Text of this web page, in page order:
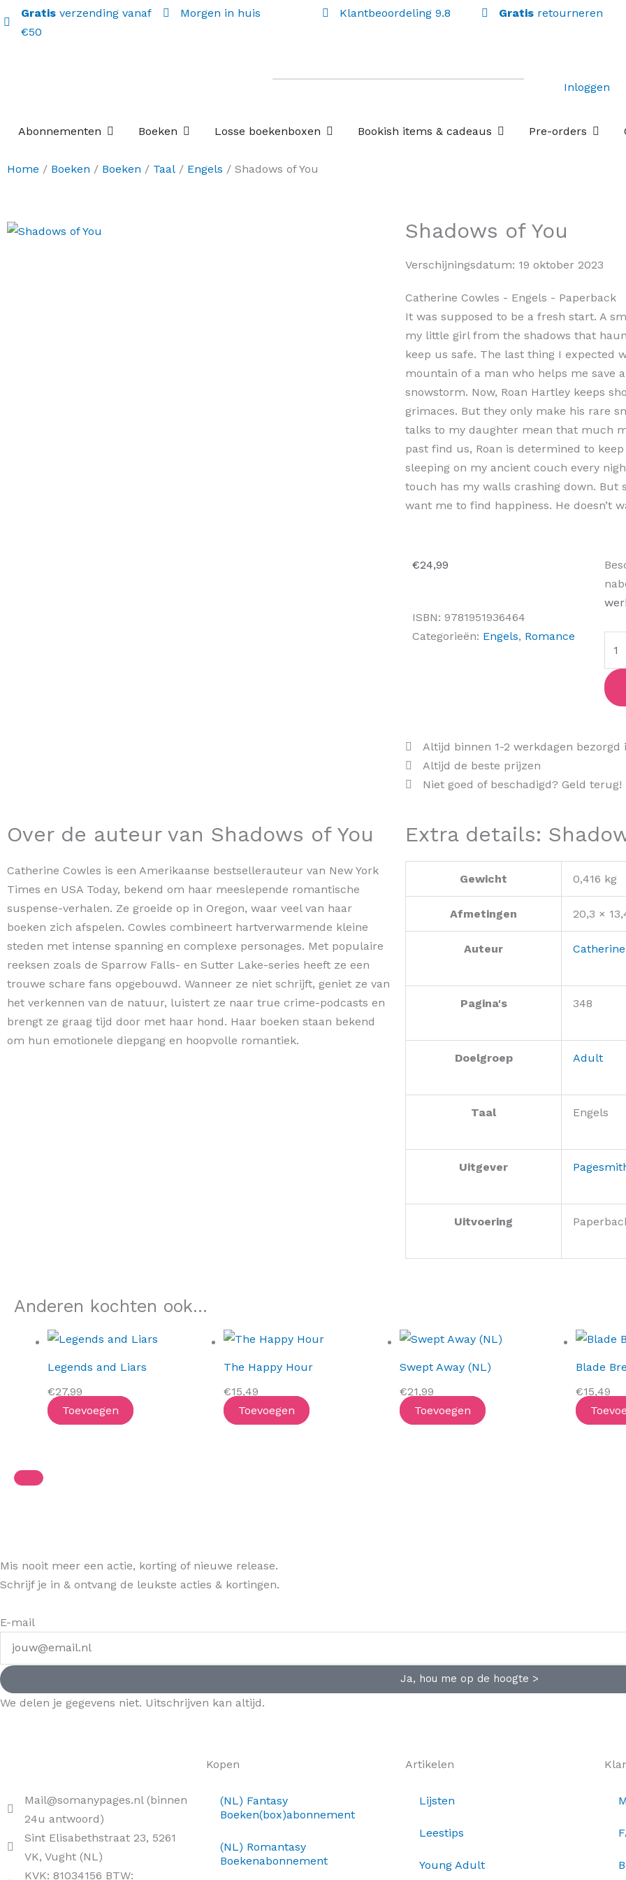
Gratis verzending vanaf
€50
Morgen in huis Klantbeoordeling 9.8 Gratis retourneren
Inloggen
Abonnementen Open Abonnementen
Boeken Open Boeken
Losse boekenboxen Open Losse boekenboxen
Bookish items & cadeaus Open Bookish items &
Pre-orders Open
Home / Boeken / Boeken / Taal / Engels / Shadows of You
Shadows of You
Verschijningsdatum: 19 oktober 2023
Catherine Cowles - Engels - Paperback
It was supposed to be a fresh start. A
my little girl from the shadows that
keep us safe. The last thing I expected
mountain of a man who helps me save
snowstorm. Now, Roan Hartley keeps
grimaces. But they only make his rare
talks to my daughter mean that much
past find us, Roan is determined to
sleeping on my ancient couch every
touch has my walls crashing down. But
want me to find happiness. He doesn’t
€24,99
ISBN: 9781951936464
Categorieën: Engels, Romance
of
You
Altijd binnen 1-2 werkdagen bezorgd
Altijd de beste prijzen
Niet goed of beschadigd? Geld terug!
Over de auteur van Shadows of You
Catherine Cowles is een Amerikaanse bestsellerauteur van New York
Times en USA Today, bekend om haar meeslepende romantische
suspense-verhalen. Ze groeide op in Oregon, waar veel van haar
boeken zich afspelen. Cowles combineert hartverwarmende kleine
steden met intense spanning en complexe personages. Met populaire
reeksen zoals de Sparrow Falls- en Sutter Lake-series heeft ze een
trouwe schare fans opgebouwd. Wanneer ze niet schrijft, geniet ze van
het verkennen van de natuur, luistert ze naar true crime-podcasts en
brengt ze graag tijd door met haar hond. Haar boeken staan bekend
om hun emotionele diepgang en hoopvolle romantiek.
Extra details:
Gewicht 0,416 kg
Afmetingen 20,3 ×
Auteur
Pagina's 348
Doelgroep Adult
Taal Engels
Uitgever
Uitvoering
Anderen kochten ook...
Legends and Liars
€27,99
Toevoegen
The Happy Hour
€15,49
Toevoegen
Swept Away (NL)
€21,99
Toevoegen
Blade
€15,49
Mis nooit meer een actie, korting of nieuwe release.
Schrijf je in & ontvang de leukste acties & kortingen.
E-mail
Ja, hou me op de hoogte >
We delen je gegevens niet. Uitschrijven kan altijd.
Mail@somanypages.nl (binnen
24u antwoord)
Sint Elisabethstraat 23, 5261
VK, Vught (NL)
KVK: 81034156 BTW:
Kopen
(NL) Fantasy
Boeken(box)abonnement
(NL) Romantasy
Boekenabonnement
Artikelen
Lijsten
Leestips
Young Adult